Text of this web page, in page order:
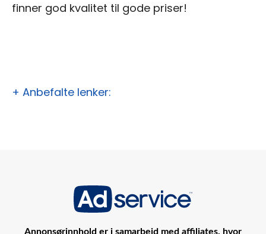
finner god kvalitet til gode priser!
+ Anbefalte lenker:
Annonsørinnhold er i samarbeid med affiliates, hvor